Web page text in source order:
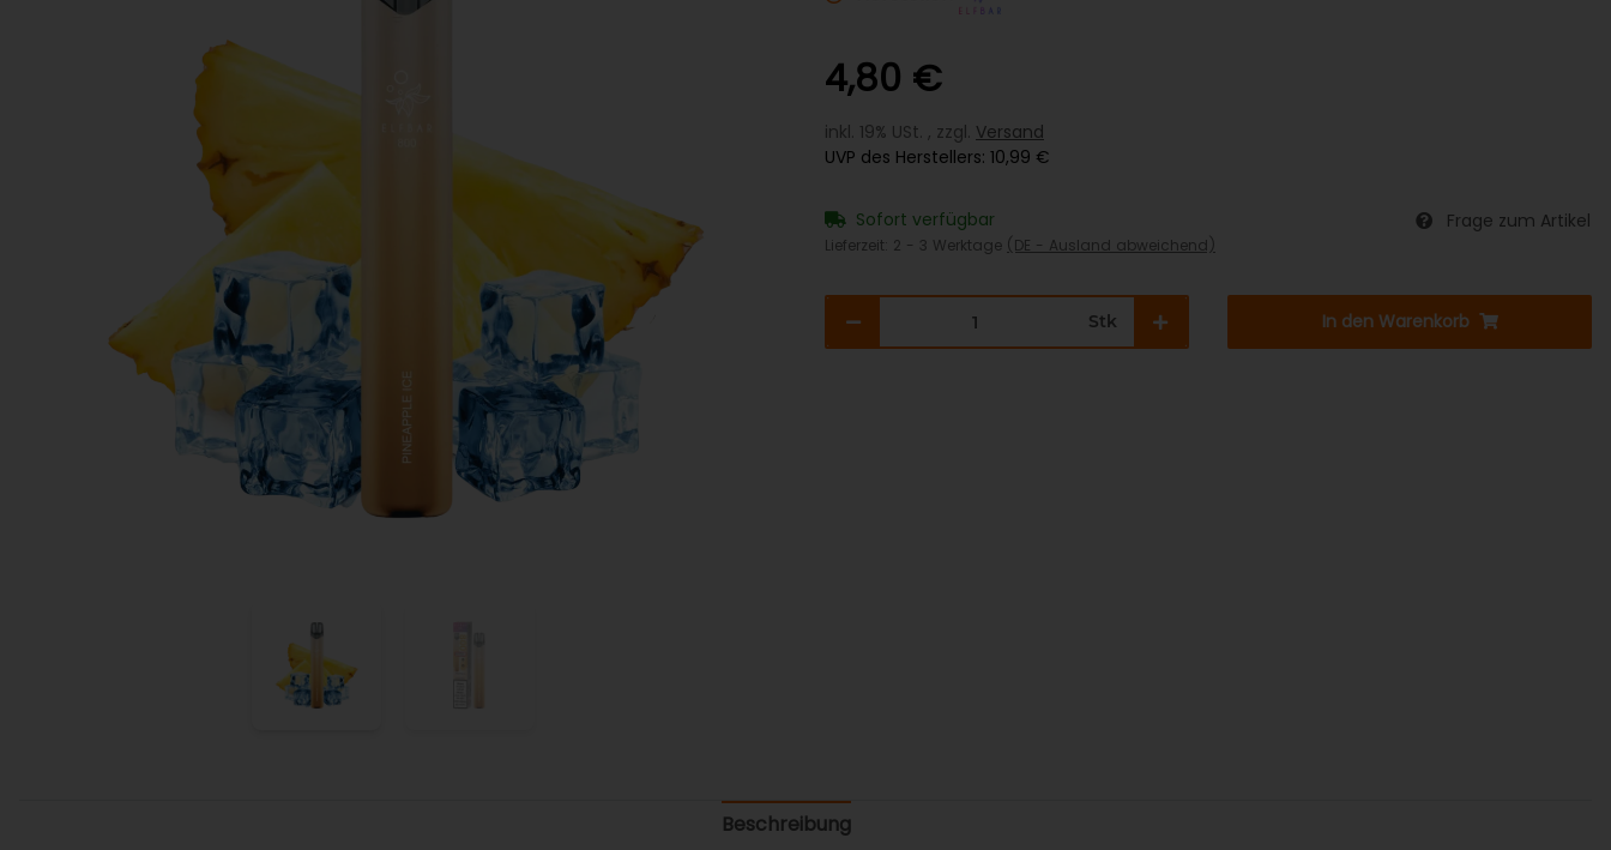
4,80 €
inkl. 19% USt. , zzgl. Versand
UVP des Herstellers: 10,99 €
Sofort verfügbar
Lieferzeit: 2 - 3 Werktage (DE - Ausland abweichend)
Frage zum Artikel
Stk In den Warenkorb
Beschreibung